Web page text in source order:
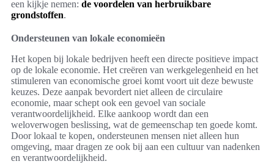
een kijkje nemen: de voordelen van herbruikbare
grondstoffen.
Ondersteunen van lokale economieën
Het kopen bij lokale bedrijven heeft een directe positieve impact
op de lokale economie. Het creëren van werkgelegenheid en het
stimuleren van economische groei komt voort uit deze bewuste
keuzes. Deze aanpak bevordert niet alleen de circulaire
economie, maar schept ook een gevoel van sociale
verantwoordelijkheid. Elke aankoop wordt dan een
weloverwogen beslissing, wat de gemeenschap ten goede komt.
Door lokaal te kopen, ondersteunen mensen niet alleen hun
omgeving, maar dragen ze ook bij aan een cultuur van nadenken
en verantwoordelijkheid.